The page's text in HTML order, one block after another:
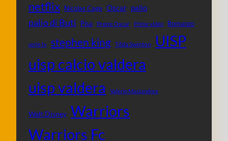
netflix Nicolas Cage Oscar palio
palio di Buti Pisa Premi Oscar Prime video Romanzo
serie tv stephen king Tilda Swinton UISP
uisp calcio valdera
uisp valdera
Valerio Mastandrea
Walt Disney Warriors
Warriors Fc